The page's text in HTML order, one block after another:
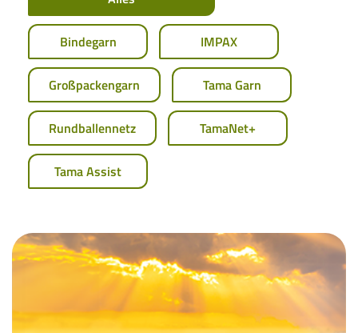
Bindegarn IMPAX
Großpackengarn Tama Garn
Rundballennetz TamaNet+
Tama Assist